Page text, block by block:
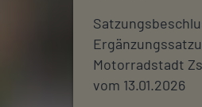
Motorradstadt
vom 13.01.2026